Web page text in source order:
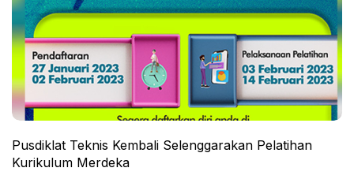
Pusdiklat Teknis Kembali Selenggarakan Pelatihan
Kurikulum Merdeka